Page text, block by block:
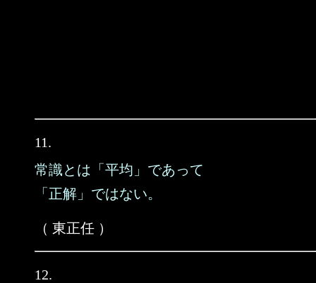
11.
常識とは「平均」であって
「正解」ではない。
（ 東正任 ）
12.